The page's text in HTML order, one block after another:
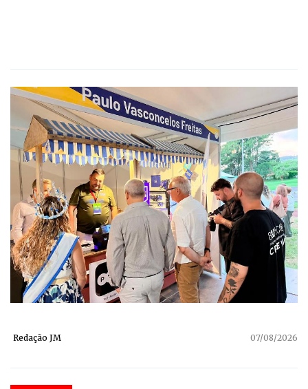
Redação JM 07/08/2026